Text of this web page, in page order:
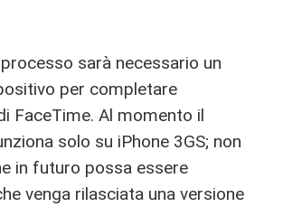
sarà necessario un
per completare
FaceTime. Al momento il
solo su iPhone 3GS; non
in futuro possa essere
venga rilasciata una versione